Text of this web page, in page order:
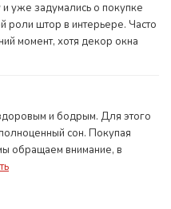
уже задумались о покупке
роли штор в интерьере. Часто
момент, хотя декор окна
и бодрым. Для этого
сон. Покупая
обращаем внимание, в